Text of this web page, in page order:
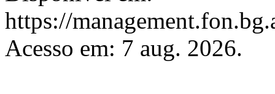
https://
Acesso em: 7 aug. 2026.